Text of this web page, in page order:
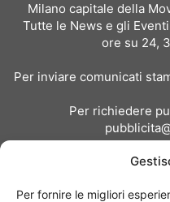
Per fornire le migliori
Milano capitale della
Tutte le News e gli
ore su 24,
Per inviare comunicati
Per richiedere